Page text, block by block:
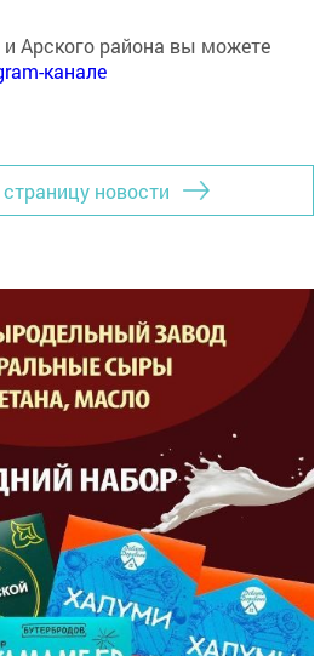
канале
новости